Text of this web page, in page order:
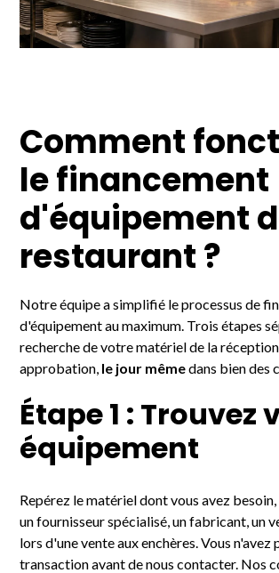
Comment
le financement
d'équipement
restaurant ?
Notre équipe a simplifié le processus de
d'équipement au maximum. Trois étapes
recherche de votre matériel de la
approbation, le jour mêmedans bien des
Étape 1 : Trouvez
équipement
Repérez le matériel dont vous avez
un fournisseur spécialisé, un fabricant, un
lors d'une vente aux enchères. Vous n'avez
transaction avant de nous contacter. Nos